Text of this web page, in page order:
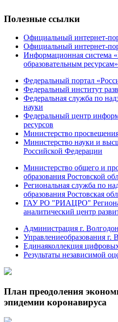
Полезные ссылки
Официальный интернет-
Официальный интернет-
Информационная система
образовательным ресурсам»
Федеральный портал
Федеральный институт
Федеральная служба по
науки
Федеральный центр
ресурсов
Министерство
Министерство науки и
Российской Федерации
Министерство общего и
образования Ростовской
Региональная служба по
образования Ростовская
ГАУ РО "РИАЦРО"
аналитический центр
Администрация г.
Управлениеобразования г.
Единаяколлекция
Результаты независимой
План преодоления
эпидемии коронавируса